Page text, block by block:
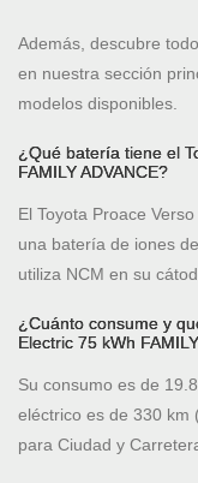
Además, descubre
en nuestra sección
modelos disponibles.
¿Qué batería tiene el
FAMILY ADVANCE?
El Toyota Proace
una batería de iones
utiliza NCM en su
¿Cuánto consume y
Electric 75 kWh
Su consumo es de
eléctrico es de 330 km
para Ciudad y